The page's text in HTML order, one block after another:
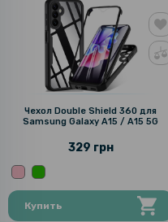
Чехол Double Shield 360 для
Samsung Galaxy A15 / A15 5G
329 грн
Купить